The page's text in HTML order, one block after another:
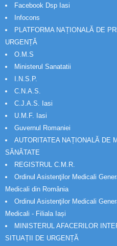
Facebook Dsp Iasi
Infocons
PLATFORMA NAȚIONALĂ DE
URGENȚĂ
O.M.S
Ministerul Sanatatii
I.N.S.P.
C.N.A.S.
C.J.A.S. Iasi
U.M.F. Iasi
Guvernul Romaniei
AUTORITATEA NAȚIONALĂ DE
SĂNĂTATE
REGISTRUL C.M.R.
Ordinul Asistenţilor Medicali
Medicali din România
Ordinul Asistenţilor Medicali
Medicali - Filiala Iași
MINISTERUL AFACERILOR
SITUAȚII DE URGENȚĂ